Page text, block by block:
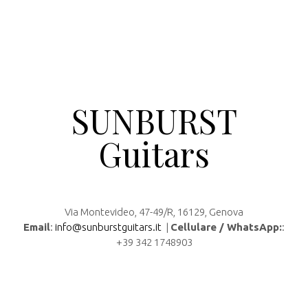
SUNBURST
Guitars
Via Montevideo, 47-49/R, 16129, Genova
Email: info@sunburstguitars.it | Cellulare / WhatsApp::
+39 342 1748903